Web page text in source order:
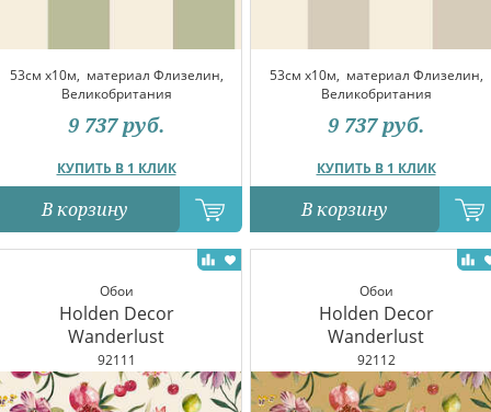
53см x10м, материал Флизелин,
Великобритания
КУПИТЬ В 1 КЛИК
9 737 руб.
В корзину
53см x10м, материал Флизелин,
Великобритания
КУПИТЬ В 1 КЛИК
9 737 руб.
В корзину
Обои
Holden Decor
Wanderlust
92111
Обои
Holden Decor
Wanderlust
92112